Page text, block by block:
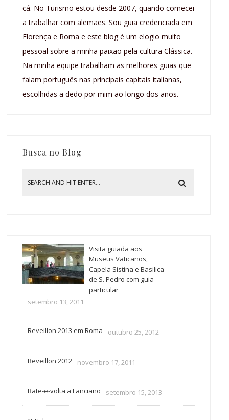
cá. No Turismo estou desde 2007, quando comecei
a trabalhar com alemães. Sou guia credenciada em
Florença e Roma e este blog é um elogio muito
pessoal sobre a minha paixão pela cultura Clássica.
Na minha equipe trabalham as melhores guias que
falam português nas principais capitais italianas,
escolhidas a dedo por mim ao longo dos anos.
Busca no Blog
Visita guiada aos
Museus Vaticanos,
Capela Sistina e Basilica
de S. Pedro com guia
particular
setembro 13, 2011
Reveillon 2013 em Roma outubro 25, 2012
Reveillon 2012 novembro 17, 2011
Bate-e-volta a Lanciano setembro 15, 2013